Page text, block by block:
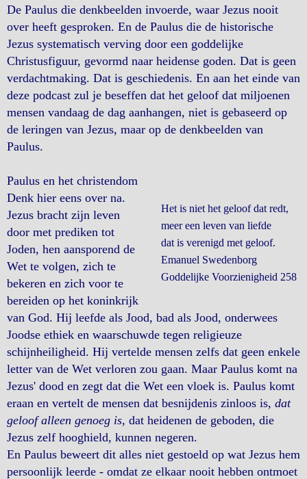
De Paulus die denkbeelden invoerde, waar Jezus nooit
over heeft gesproken. En de Paulus die de historische
Jezus systematisch verving door een goddelijke
Christusfiguur, gevormd naar heidense goden. Dat is geen
verdachtmaking. Dat is geschiedenis. En aan het einde van
deze podcast zul je beseffen dat het geloof dat miljoenen
mensen vandaag de dag aanhangen, niet is gebaseerd op
de leringen van Jezus, maar op de denkbeelden van
Paulus.
Paulus en het christendom
Het is niet het geloof dat redt,
meer een leven van liefde
dat is verenigd met geloof.
Emanuel Swedenborg
Goddelijke Voorzienigheid 258
Denk hier eens over na.
Jezus bracht zijn leven
door met prediken tot
Joden, hen aansporend de
Wet te volgen, zich te
bekeren en zich voor te
bereiden op het koninkrijk
van God. Hij leefde als Jood, bad als Jood, onderwees
Joodse ethiek en waarschuwde tegen religieuze
schijnheiligheid. Hij vertelde mensen zelfs dat geen enkele
letter van de Wet verloren zou gaan. Maar Paulus komt na
Jezus' dood en zegt dat die Wet een vloek is. Paulus komt
eraan en vertelt de mensen dat besnijdenis zinloos is, dat
geloof alleen genoeg is, dat heidenen de geboden, die
Jezus zelf hooghield, kunnen negeren.
En Paulus beweert dit alles niet gestoeld op wat Jezus hem
persoonlijk leerde - omdat ze elkaar nooit hebben ontmoet